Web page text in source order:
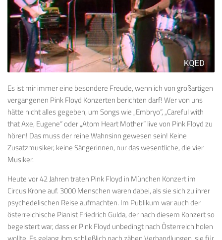
Es ist mir immer eine besondere Freude, wenn ich von großartigen
vergangenen Pink Floyd Konzerten berichten darf! Wer von uns
hätte nicht alles gegeben, um Songs wie „Embryo“, „Careful with
that Axe, Eugene“ oder „Atom Heart Mother“ live von Pink Floyd zu
hören! Das muss der reine Wahnsinn gewesen sein! Keine
Zusatzmusiker, keine Sängerinnen, nur das wesentliche, die vier
Musiker.
Heute vor 42 Jahren traten Pink Floyd in München Konzert im
Circus Krone auf. 3000 Menschen waren dabei, als sie sich zu ihrer
psychedelischen Reise aufmachten. Im Publikum war auch der
österreichische Pianist Friedrich Gulda, der nach diesem Konzert so
begeistert war, dass er Pink Floyd unbedingt nach Österreich holen